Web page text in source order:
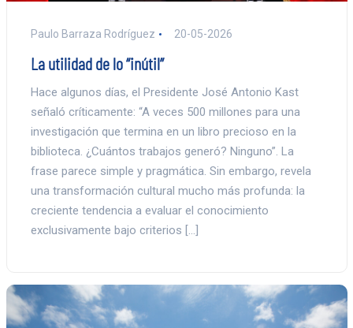
Paulo Barraza Rodríguez 20-05-2026
La utilidad de lo “inútil”
Hace algunos días, el Presidente José Antonio Kast
señaló críticamente: “A veces 500 millones para una
investigación que termina en un libro precioso en la
biblioteca. ¿Cuántos trabajos generó? Ninguno”. La
frase parece simple y pragmática. Sin embargo, revela
una transformación cultural mucho más profunda: la
creciente tendencia a evaluar el conocimiento
exclusivamente bajo criterios […]